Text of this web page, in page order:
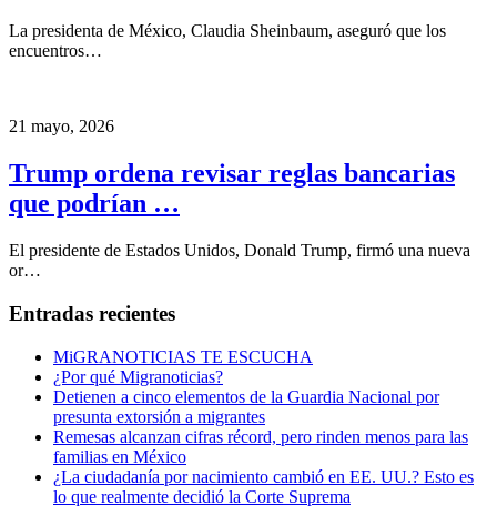
La presidenta de México, Claudia Sheinbaum, aseguró que los
encuentros…
21 mayo, 2026
Trump ordena revisar reglas bancarias
que podrían …
El presidente de Estados Unidos, Donald Trump, firmó una nueva
or…
Entradas recientes
MiGRANOTICIAS TE ESCUCHA
¿Por qué Migranoticias?
Detienen a cinco elementos de la Guardia Nacional por
presunta extorsión a migrantes
Remesas alcanzan cifras récord, pero rinden menos para las
familias en México
¿La ciudadanía por nacimiento cambió en EE. UU.? Esto es
lo que realmente decidió la Corte Suprema